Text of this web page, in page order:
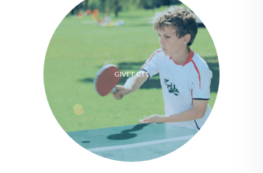
GIVET CTT